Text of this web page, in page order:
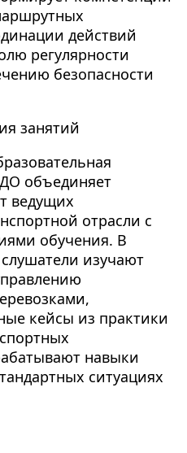
действий
регулярности
безопасности
занятий
объединяет
ведущих
отрасли с
обучения. В
изучают
кейсы из практики
навыки
ситуациях